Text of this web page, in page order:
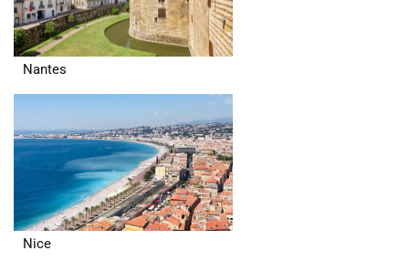
Nantes
Nice